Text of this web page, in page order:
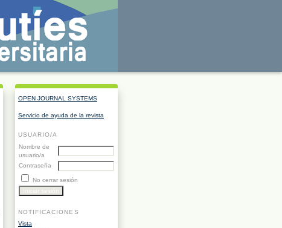
OPEN JOURNAL SYSTEMS
Servicio de ayuda de la revista
USUARIO/A
Nombre de
usuario/a
Contraseña
No cerrar sesión
NOTIFICACIONES
Vista